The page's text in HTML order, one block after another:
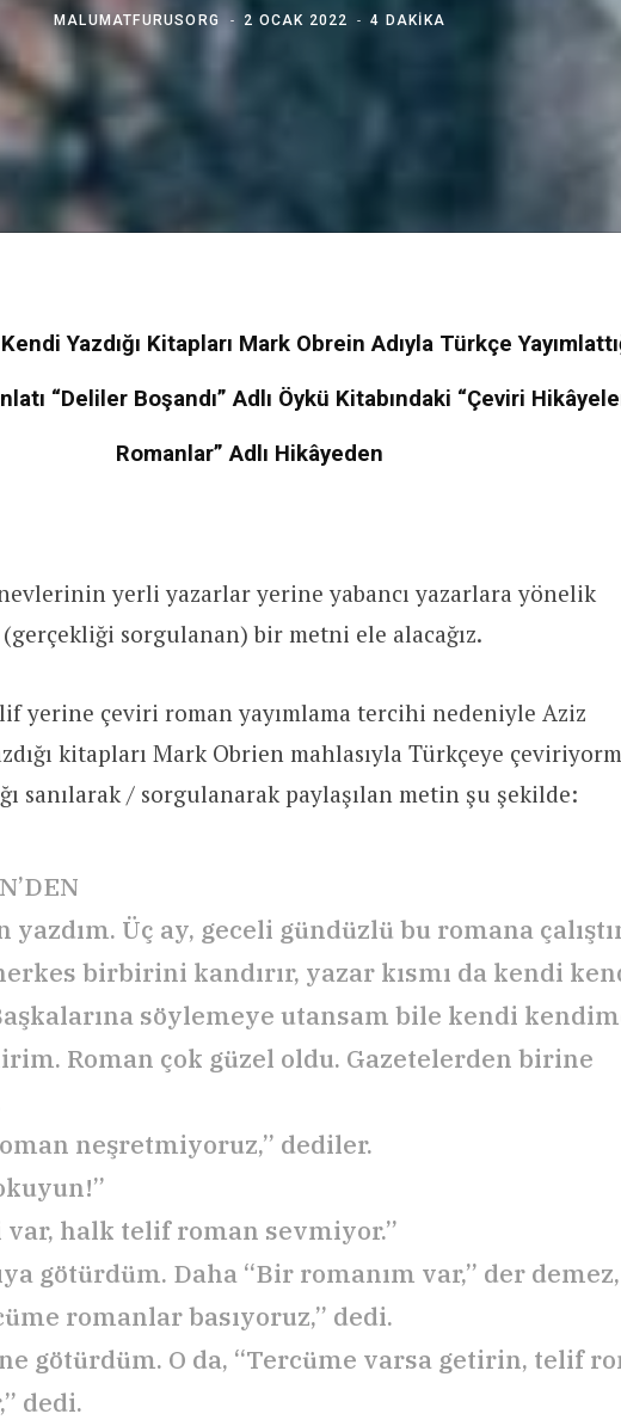
MALUMATFURUSORG 2 OCAK 2022 4 DAKIKA
Yazdığı Kitapları Mark Obrein Adıyla Türkçe
“Deliler Boşandı” Adlı Öykü Kitabındaki “Çeviri
Romanlar” Adlı Hikâyeden
yerli yazarlar yerine yabancı yazarlara yönelik
sorgulanan) bir metni ele alacağız.
yerine çeviri roman yayımlama tercihi nedeniyle Aziz
kitapları Mark Obrien mahlasıyla Türkçeye
sanılarak / sorgulanarak paylaşılan metin şu şekilde:
yazdım. Üç ay, geceli gündüzlü bu romana
birbirini kandırır, yazar kısmı da kendi
söylemeye utansam bile kendi
Roman çok güzel oldu. Gazetelerden birine
neşretmiyoruz,” dediler.
var, halk telif roman sevmiyor.”
götürdüm. Daha “Bir romanım var,” der
romanlar basıyoruz,” dedi.
götürdüm. O da, “Tercüme varsa getirin, telif
dedi.